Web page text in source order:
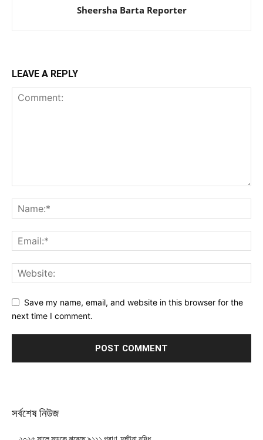
Sheersha Barta Reporter
LEAVE A REPLY
Save my name, email, and website in this browser for the
next time I comment.
সর্বশেষ নিউজ